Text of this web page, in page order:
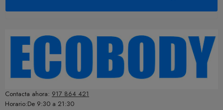
Contacta ahora: 917 864 421
Horario:De 9:30 a 21:30